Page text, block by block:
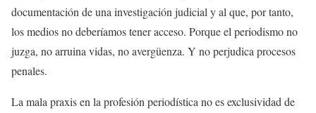
documentación de una investigación judicial y al que, por tanto,
los medios no deberíamos tener acceso. Porque el periodismo no
juzga, no arruina vidas, no avergüenza. Y no perjudica procesos
penales.
La mala praxis en la profesión periodística no es exclusividad de